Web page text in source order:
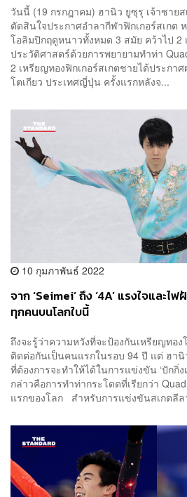
วันนี้ (19 กรกฎาคม) ฮานิว ยูซุรุ เจ้าชาย
ตัดสินใจประกาศอำลากีฬาฟิกเกอร์สเกต
โอลิมปิกฤดูหนาวทั้งหมด 3 สมัย คว้าไป 2
ประวัติศาสตร์ด้วยการพยายามทำท่า
2 เหรียญทองฟิกเกอร์สเกตชายได้ประกา
โตเกียว ประเทศญี่ปุ่น ครั้งแรกหลังจ...
10 กุมภาพันธ์ 2022
จาก ‘Seimei’ ถึง ‘4A’ แรงใจและ
ทุกคนบนโลกใบนี้
ถึงจะรู้ว่าความหวังที่จะป้องกันเหรียญทอ
ติดต่อกันเป็นคนแรกในรอบ 94 ปี แต่ ฮานิ
ที่ต้องการจะทำให้ได้ในการแข่งขัน ‘ปักกิ่
กล่าวคือการทำท่ากระโดดที่เรียกว่า Quad
แรกของโลก สำหรับการแข่งขันสเกตลีล